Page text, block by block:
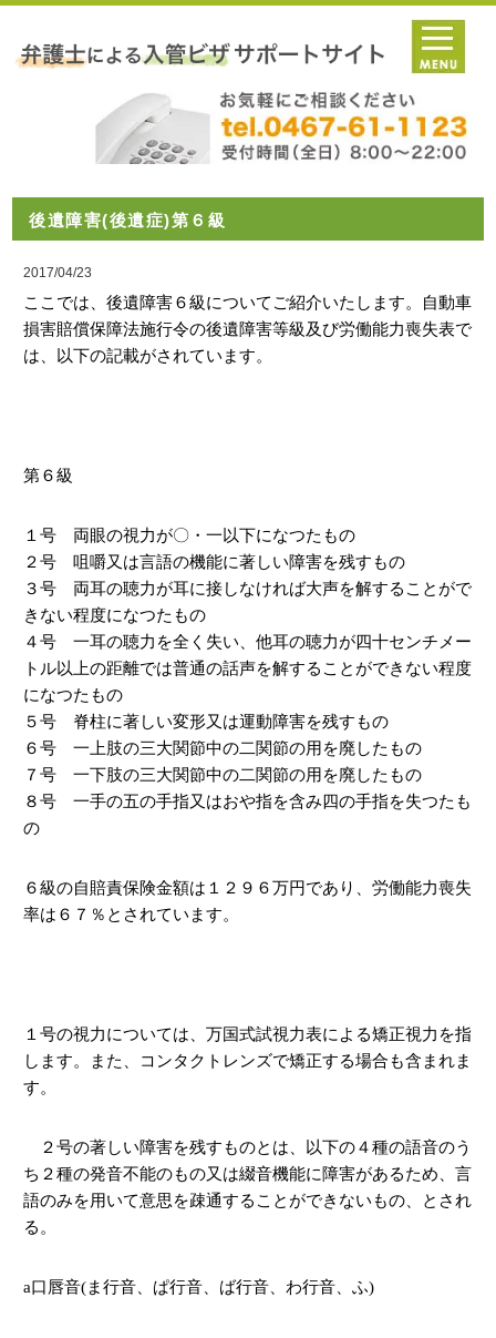
後遺障害(後遺症)第６級
2017/04/23
ここでは、後遺障害６級についてご紹介いたします。自動車
損害賠償保障法施行令の後遺障害等級及び労働能力喪失表で
は、以下の記載がされています。
第６級
１号 両眼の視力が〇・一以下になつたもの
２号 咀嚼又は言語の機能に著しい障害を残すもの
３号 両耳の聴力が耳に接しなければ大声を解することがで
きない程度になつたもの
４号 一耳の聴力を全く失い、他耳の聴力が四十センチメー
トル以上の距離では普通の話声を解することができない程度
になつたもの
５号 脊柱に著しい変形又は運動障害を残すもの
６号 一上肢の三大関節中の二関節の用を廃したもの
７号 一下肢の三大関節中の二関節の用を廃したもの
８号 一手の五の手指又はおや指を含み四の手指を失つたも
の
６級の自賠責保険金額は１２９６万円であり、労働能力喪失
率は６７％とされています。
１号の視力については、万国式試視力表による矯正視力を指
します。また、コンタクトレンズで矯正する場合も含まれま
す。
２号の著しい障害を残すものとは、以下の４種の語音のう
ち２種の発音不能のもの又は綴音機能に障害があるため、言
語のみを用いて意思を疎通することができないもの、とされ
る。
a口唇音(ま行音、ぱ行音、ば行音、わ行音、ふ)